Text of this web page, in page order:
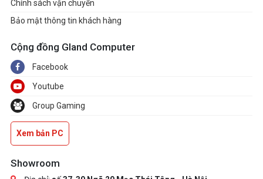
Chính sách vận chuyển
Bảo mật thông tin khách hàng
Cộng đồng Gland Computer
Facebook
Youtube
Group Gaming
Xem bản PC
Showroom